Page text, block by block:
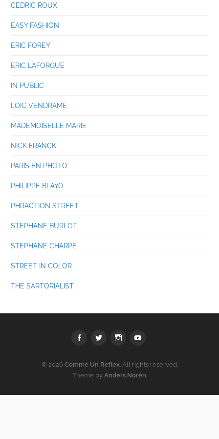
CEDRIC ROUX
EASY FASHION
ERIC FOREY
ERIC LAFORGUE
IN PUBLIC
LOIC VENDRAME
MADEMOISELLE MARIE
NICK FRANCK
PARIS EN PHOTO
PHILIPPE BLAYO
PHRACTION STREET
STEPHANE BURLOT
STEPHANE CHARPE
STREET IN COLOR
THE SARTORIALIST
FacebookTwitter Instagram
© 2026 Comme Un Reflex. All rights reserved.
Theme by Anders Norén